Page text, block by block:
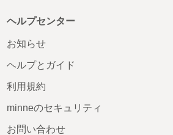
ヘルプセンター
お知らせ
ヘルプとガイド
利用規約
minneのセキュリティ
お問い合わせ